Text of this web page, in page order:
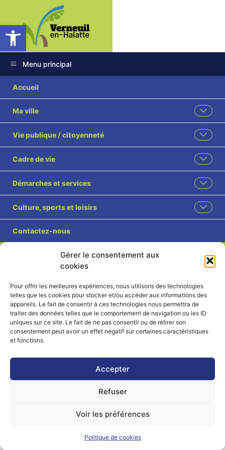
Ouvrir la barre d’outils
Gérer le consentement aux
cookies
Pour offrir les meilleures expériences, nous utilisons des technologies
telles que les cookies pour stocker et/ou accéder aux informations des
appareils. Le fait de consentir à ces technologies nous permettra de
traiter des données telles que le comportement de navigation ou les ID
uniques sur ce site. Le fait de ne pas consentir ou de retirer son
consentement peut avoir un effet négatif sur certaines caractéristiques
et fonctions.
Accepter
Refuser
Voir les préférences
Politique de cookies
Menu principal
Accueil
Ma ville
Vie publique / citoyenneté
Cadre de vie
Démarches et services
Culture, sports et loisirs
Contactez-nous
Flipbook Category :
Le Vernolien
MAIRIE DE VERNEUIL-EN-HALATTE
7, rue Pasteur Tél : 03 44 25 09 08 Fax : 03 44 25
39 02mairie@verneuil-en-halatte.fr
Ouverture au public de 9h00 à 12h00
et de 14h00 à 18h00 du lundi après-midi au
et le samedi de 9h00 à 12h00.
La Mairie est fermée tous les lundis matin
que les jours fériés.